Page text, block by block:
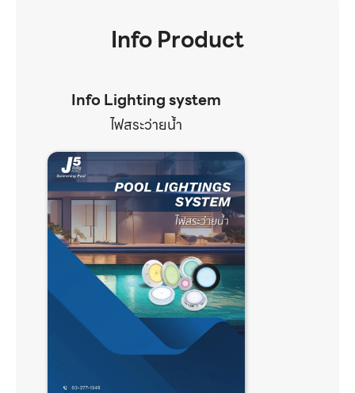
Info Product
Info Lighting system
ไฟสระว่ายน้ำ